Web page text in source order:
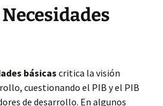
básicas critica la visión
cuestionando el PIB y el PIB
de desarrollo. En algunos